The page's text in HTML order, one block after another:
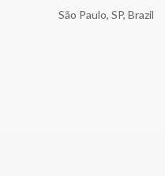
São Paulo, SP, Brazil